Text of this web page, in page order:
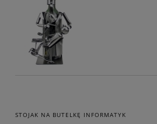
STOJAK NA BUTELKĘ INFORMATYK